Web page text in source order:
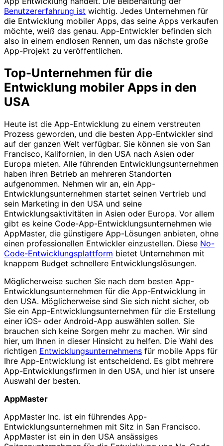
Benutzererfahrung ist wichtig. Jedes Unternehmen für
die Entwicklung mobiler Apps, das seine Apps verkaufen
möchte, weiß das genau. App-Entwickler befinden sich
also in einem endlosen Rennen, um das nächste große
App-Projekt zu veröffentlichen.
Top-Unternehmen für die
Entwicklung mobiler Apps in den
USA
Heute ist die App-Entwicklung zu einem verstreuten
Prozess geworden, und die besten App-Entwickler sind
auf der ganzen Welt verfügbar. Sie können sie von San
Francisco, Kalifornien, in den USA nach Asien oder
Europa mieten. Alle führenden Entwicklungsunternehmen
haben ihren Betrieb an mehreren Standorten
aufgenommen. Nehmen wir an, ein App-
Entwicklungsunternehmen startet seinen Vertrieb und
sein Marketing in den USA und seine
Entwicklungsaktivitäten in Asien oder Europa. Vor allem
gibt es keine Code-App-Entwicklungsunternehmen wie
AppMaster, die günstigere App-Lösungen anbieten, ohne
einen professionellen Entwickler einzustellen. Diese No-
Code-Entwicklungsplattform bietet Unternehmen mit
knappem Budget schnellere Entwicklungslösungen.
Möglicherweise suchen Sie nach dem besten App-
Entwicklungsunternehmen für die App-Entwicklung in
den USA. Möglicherweise sind Sie sich nicht sicher, ob
Sie ein App-Entwicklungsunternehmen für die Erstellung
einer iOS- oder Android-App auswählen sollen. Sie
brauchen sich keine Sorgen mehr zu machen. Wir sind
hier, um Ihnen in dieser Hinsicht zu helfen. Die Wahl des
richtigen Entwicklungsunternehmens für mobile Apps für
Ihre App-Entwicklung ist entscheidend. Es gibt mehrere
App-Entwicklungsfirmen in den USA, und hier ist unsere
Auswahl der besten.
AppMaster
AppMaster Inc. ist ein führendes App-
Entwicklungsunternehmen mit Sitz in San Francisco.
AppMaster ist ein in den USA ansässiges